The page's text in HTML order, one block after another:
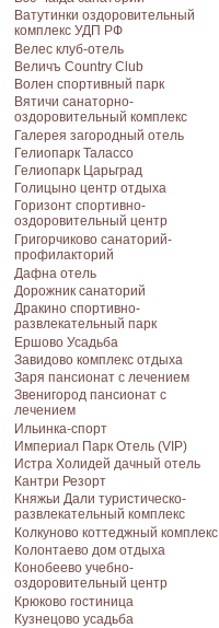
Ватутинки оздоровительный
комплекс УДП РФ
Велес клуб-отель
Величъ Country Club
Волен cпортивный парк
Вятичи санаторно-
оздоровительный комплекс
Галерея загородный отель
Гелиопарк Талассо
Гелиопарк Царьград
Голицыно центр отдыха
Горизонт спортивно-
оздоровительный центр
Григорчиково санаторий-
профилакторий
Дафна отель
Дорожник санаторий
Дракино спортивно-
развлекательный парк
Ершово Усадьба
Завидово комплекс отдыха
Заря пансионат с лечением
Звенигород пансионат с
лечением
Ильинка-спорт
Империал Парк Отель (VIP)
Истра Холидей дачный отель
Кантри Резорт
Княжьи Дали туристическо-
развлекательный комплекс
Колкуново коттеджный комплекс
Колонтаево дом отдыха
Конобеево учебно-
оздоровительный центр
Крюково гостиница
Кузнецово усадьба